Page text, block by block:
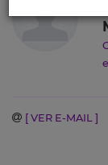
[ VER E-MAIL ]